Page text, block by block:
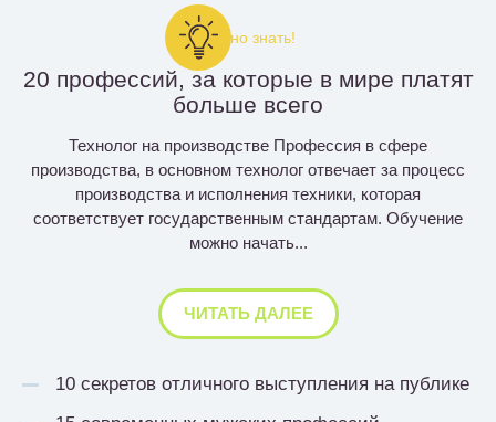
Важно знать!
20 профессий, за которые в мире платят
больше всего
Технолог на производстве Профессия в сфере
производства, в основном технолог отвечает за процесс
производства и исполнения техники, которая
соответствует государственным стандартам. Обучение
можно начать...
ЧИТАТЬ ДАЛЕЕ
10 секретов отличного выступления на публике